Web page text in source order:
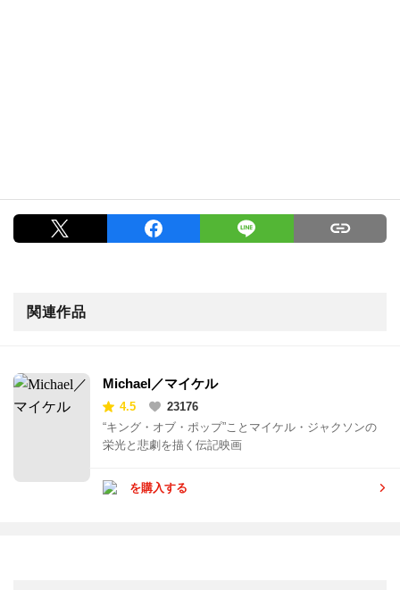
関連作品
Michael／マイケル
4.5
23176
“キング・オブ・ポップ”ことマイケル・ジャクソンの
栄光と悲劇を描く伝記映画
を購入する